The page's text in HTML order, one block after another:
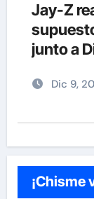
Jay-Z
junto a
Dic 9,
¡Chisme